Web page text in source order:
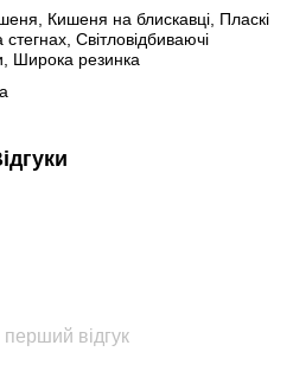
Кишеня на блискавці, Пласкі
стегнах, Світловідбиваючі
Широка резинка
відгук